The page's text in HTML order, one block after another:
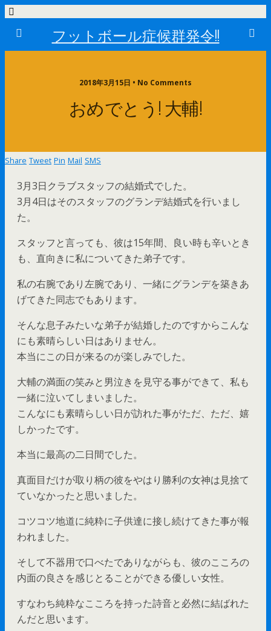
フットボール症候群発令!!
2018年3月15日 • No Comments
おめでとう! 大輔!
Share Tweet Pin Mail SMS
3月3日クラブスタッフの結婚式でした。
3月4日はそのスタッフのグランデ結婚式を行いまし
た。
スタッフと言っても、彼は15年間、良い時も辛いとき
も、直向きに私についてきた弟子です。
私の右腕であり左腕であり、一緒にグランデを築きあ
げてきた同志でもあります。
そんな息子みたいな弟子が結婚したのですからこんな
にも素晴らしい日はありません。
本当にこの日が来るのが楽しみでした。
大輔の満面の笑みと男泣きを見守る事ができて、私も
一緒に泣いてしまいました。
こんなにも素晴らしい日が訪れた事がただ、ただ、嬉
しかったです。
本当に最高の二日間でした。
真面目だけが取り柄の彼をやはり勝利の女神は見捨て
ていなかったと思いました。
コツコツ地道に純粋に子供達に接し続けてきた事が報
われました。
そして不器用で口べたでありながらも、彼のこころの
内面の良さを感じとることができる優しい女性。
すなわち純粋なこころを持った詩音と必然に結ばれた
んだと思います。